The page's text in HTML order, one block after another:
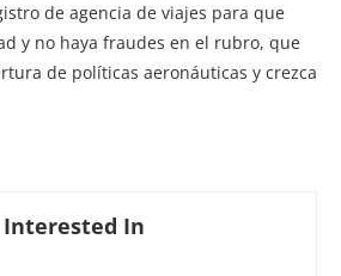
de agencia de viajes para que
y no haya fraudes en el rubro, que
de políticas aeronáuticas y crezca
In